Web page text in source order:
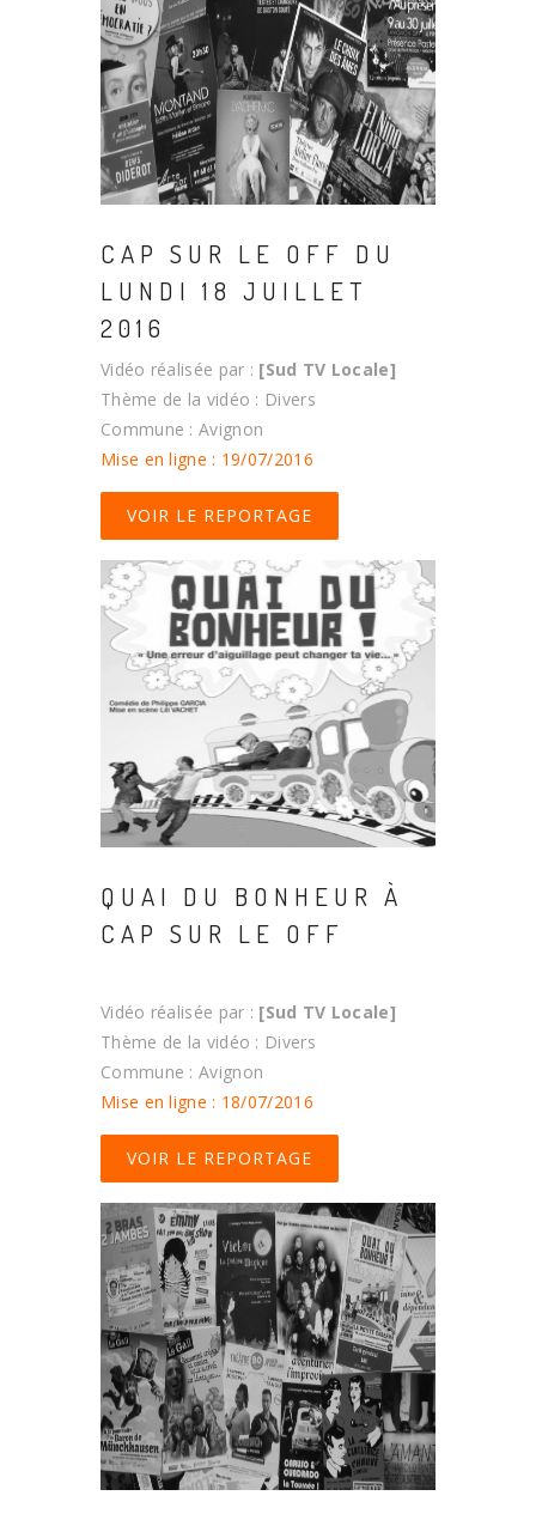
CAP SUR LE OFF DU
LUNDI 18 JUILLET
2016
Vidéo réalisée par : [Sud TV Locale]
Thème de la vidéo : Divers
Commune : Avignon
Mise en ligne : 19/07/2016
VOIR LE REPORTAGE
QUAI DU BONHEUR À
CAP SUR LE OFF
Vidéo réalisée par : [Sud TV Locale]
Thème de la vidéo : Divers
Commune : Avignon
Mise en ligne : 18/07/2016
VOIR LE REPORTAGE